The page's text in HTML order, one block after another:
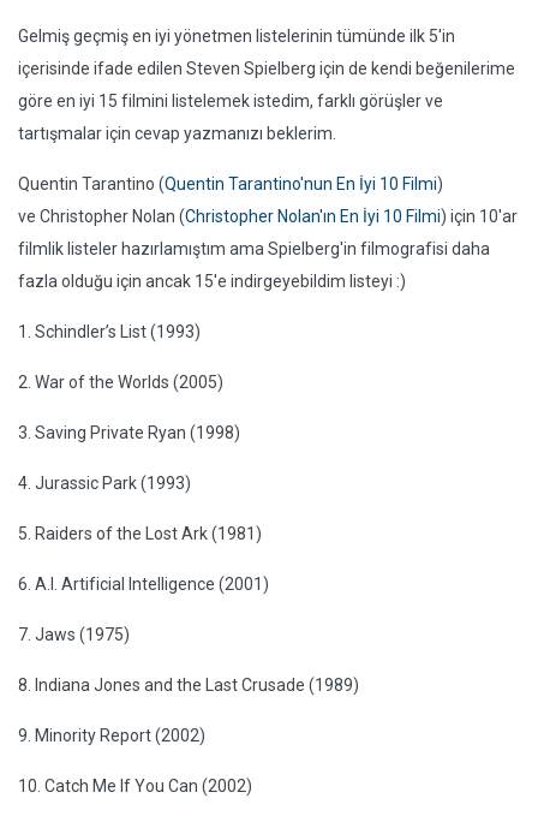
Gelmiş geçmiş en iyi yönetmen listelerinin tümünde ilk 5'in
içerisinde ifade edilen Steven Spielberg için de kendi beğenilerime
göre en iyi 15 filmini listelemek istedim, farklı görüşler ve
tartışmalar için cevap yazmanızı beklerim.
Quentin Tarantino (Quentin Tarantino'nun En İyi 10 Filmi)
ve Christopher Nolan (Christopher Nolan'ın En İyi 10 Filmi) için 10'ar
filmlik listeler hazırlamıştım ama Spielberg'in filmografisi daha
fazla olduğu için ancak 15'e indirgeyebildim listeyi :)
1. Schindler’s List (1993)
2. War of the Worlds (2005)
3. Saving Private Ryan (1998)
4. Jurassic Park (1993)
5. Raiders of the Lost Ark (1981)
6. A.I. Artificial Intelligence (2001)
7. Jaws (1975)
8. Indiana Jones and the Last Crusade (1989)
9. Minority Report (2002)
10. Catch Me If You Can (2002)